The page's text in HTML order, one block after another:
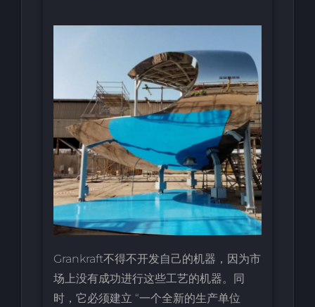
Grankraft不得不开发自己的机器，因为市
场上没有成功进行这些工艺的机器。同
时，它必须建立 “一个全新的生产单位